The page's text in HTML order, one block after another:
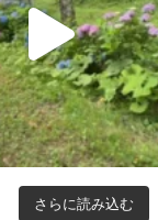
さらに読み込む